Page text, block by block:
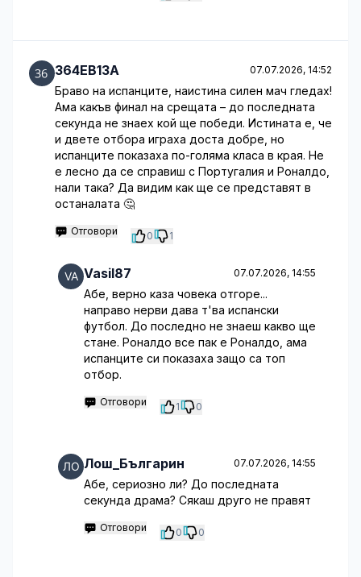
364EB13A 07.07.2026, 14:52
Браво на испанците, наистина силен мач гледах!
Ама какъв финал на срещата – до последната
секунда не знаех кой ще победи. Истината е, че
и двете отбора играха доста добре, но
испанците показаха по-голяма класа в края. Не
е лесно да се справиш с Португалия и Роналдо,
нали така? Да видим как ще се представят в
останалата 🤔
Отговори 0 1
Vasil87 07.07.2026, 14:55
Абе, верно каза човека отгоре...
направо нерви дава т'ва испански
футбол. До последно не знаеш какво ще
стане. Роналдо все пак е Роналдо, ама
испанците си показаха защо са топ
отбор.
Отговори 1 0
Лош_Българин 07.07.2026, 14:55
Абе, сериозно ли? До последната
секунда драма? Сякаш друго не правят
Отговори 0 0